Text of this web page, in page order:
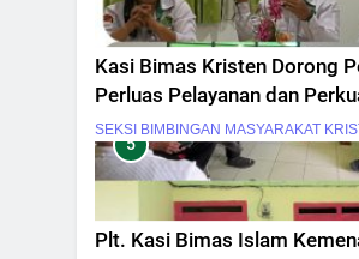
Kasi Bimas Kristen Dorong
Perluas Pelayanan dan
SEKSI BIMBINGAN MASYARAKAT
5
Plt. Kasi Bimas Islam